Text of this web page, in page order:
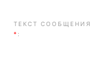
ТЕКСТ СООБЩЕНИЯ
* :